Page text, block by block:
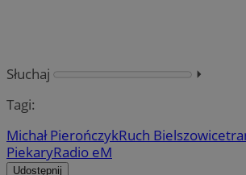
Słuchaj
⏵︎
Tagi:
Michał PierończykRuch Bielszowice
PiekaryRadio eM
Udostępnij